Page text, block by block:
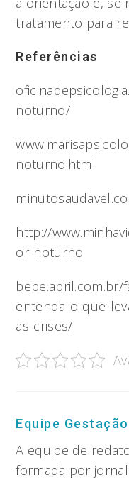
tratamento para
Referências
noturno/
noturno.html
http://
or-noturno
entenda-o-que-
as-crises/
Equipe
A equipe de
formada por